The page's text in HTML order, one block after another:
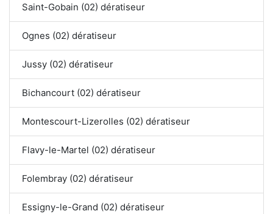
Saint-Gobain (02) dératiseur
Ognes (02) dératiseur
Jussy (02) dératiseur
Bichancourt (02) dératiseur
Montescourt-Lizerolles (02) dératiseur
Flavy-le-Martel (02) dératiseur
Folembray (02) dératiseur
Essigny-le-Grand (02) dératiseur